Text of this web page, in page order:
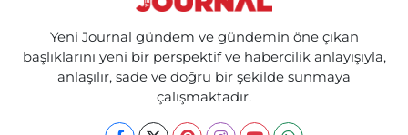
Yeni Journal gündem ve gündemin öne çıkan
başlıklarını yeni bir perspektif ve habercilik anlayışıyla,
anlaşılır, sade ve doğru bir şekilde sunmaya
çalışmaktadır.